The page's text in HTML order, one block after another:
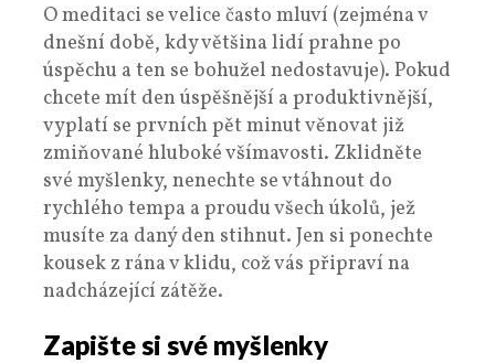
O meditaci se velice často mluví (zejména v
dnešní době, kdy většina lidí prahne po
úspěchu a ten se bohužel nedostavuje). Pokud
chcete mít den úspěšnější a produktivnější,
vyplatí se prvních pět minut věnovat již
zmiňované hluboké všímavosti. Zklidněte
své myšlenky, nenechte se vtáhnout do
rychlého tempa a proudu všech úkolů, jež
musíte za daný den stihnut. Jen si ponechte
kousek z rána v klidu, což vás připraví na
nadcházející zátěže.
Zapište si své myšlenky